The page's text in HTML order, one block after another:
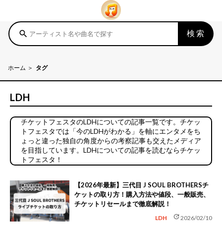
search 検索
ホーム タグ
LDH
チケットフェスタのLDHについての記事一覧です。チケッ
トフェスタでは「今のLDHがわかる」を軸にエンタメをち
ょっと違った独自の角度からの考察記事も交えたメディア
を目指しています。LDHについての記事を読むならチケッ
トフェスタ！
【2026年最新】三代目 J SOUL BROTHERSチ
ケットの取り方！購入方法や値段、一般販売、
チケットリセールまで徹底解説！
LDH update2026/02/10